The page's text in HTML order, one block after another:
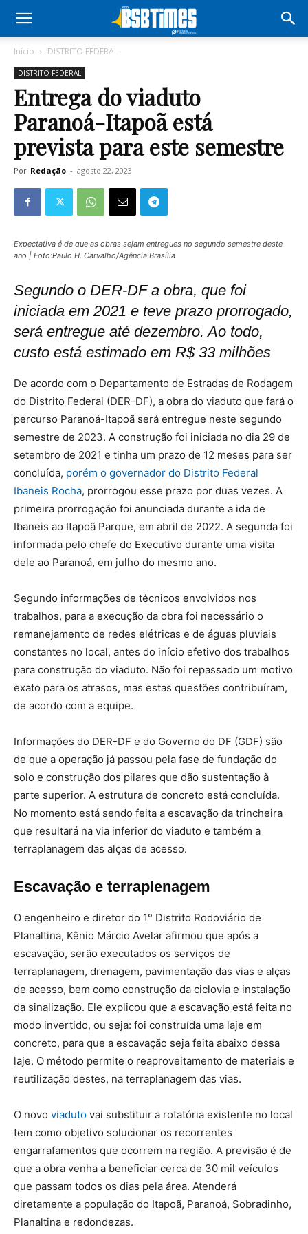
Início DISTRITO FEDERAL
DISTRITO FEDERAL
Entrega do viaduto
Paranoá-Itapoã está
prevista para este semestre
Por Redação - agosto 22, 2023
Expectativa é de que as obras sejam entregues no segundo semestre deste
ano | Foto:Paulo H. Carvalho/Agência Brasília
Segundo o DER-DF a obra, que foi
iniciada em 2021 e teve prazo prorrogado,
será entregue até dezembro. Ao todo,
custo está estimado em R$ 33 milhões
De acordo com o Departamento de Estradas de Rodagem
do Distrito Federal (DER-DF), a obra do viaduto que fará o
percurso Paranoá-Itapoã será entregue neste segundo
semestre de 2023. A construção foi iniciada no dia 29 de
setembro de 2021 e tinha um prazo de 12 meses para ser
concluída, porém o governador do Distrito Federal
Ibaneis Rocha, prorrogou esse prazo por duas vezes. A
primeira prorrogação foi anunciada durante a ida de
Ibaneis ao Itapoã Parque, em abril de 2022. A segunda foi
informada pelo chefe do Executivo durante uma visita
dele ao Paranoá, em julho do mesmo ano.
Segundo informações de técnicos envolvidos nos
trabalhos, para a execução da obra foi necessário o
remanejamento de redes elétricas e de águas pluviais
constantes no local, antes do início efetivo dos trabalhos
para construção do viaduto. Não foi repassado um motivo
exato para os atrasos, mas estas questões contribuíram,
de acordo com a equipe.
Informações do DER-DF e do Governo do DF (GDF) são
de que a operação já passou pela fase de fundação do
solo e construção dos pilares que dão sustentação à
parte superior. A estrutura de concreto está concluída.
No momento está sendo feita a escavação da trincheira
que resultará na via inferior do viaduto e também a
terraplanagem das alças de acesso.
Escavação e terraplenagem
O engenheiro e diretor do 1° Distrito Rodoviário de
Planaltina, Kênio Márcio Avelar afirmou que após a
escavação, serão executados os serviços de
terraplanagem, drenagem, pavimentação das vias e alças
de acesso, bem como construção da ciclovia e instalação
da sinalização. Ele explicou que a escavação está feita no
modo invertido, ou seja: foi construída uma laje em
concreto, para que a escavação seja feita abaixo dessa
laje. O método permite o reaproveitamento de materiais e
reutilização destes, na terraplanagem das vias.
O novo viaduto vai substituir a rotatória existente no local
tem como objetivo solucionar os recorrentes
engarrafamentos que ocorrem na região. A previsão é de
que a obra venha a beneficiar cerca de 30 mil veículos
que passam todos os dias pela área. Atenderá
diretamente a população do Itapoã, Paranoá, Sobradinho,
Planaltina e redondezas.